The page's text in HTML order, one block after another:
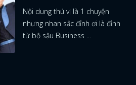
Nội dung thú vị là 1 chuyện
nhưng nhan sắc đỉnh ơi là đỉnh
từ bộ sậu Business ...